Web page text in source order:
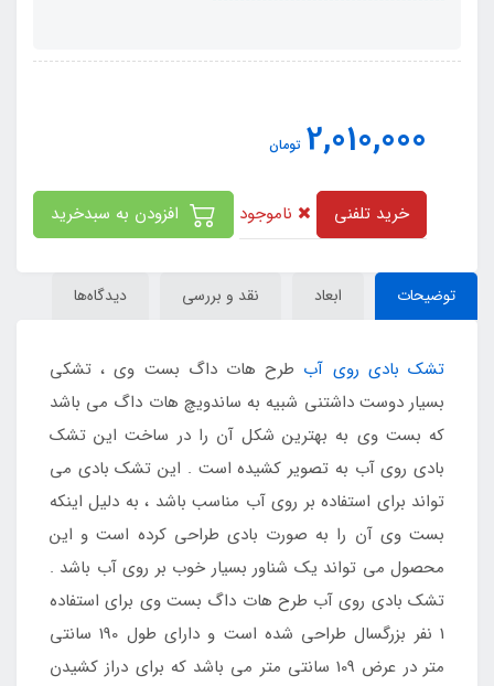
2,010,000 تومان
خرید تلفنی ناموجود
توضیحات ابعاد نقد و بررسی دیدگاه‌ها
تشک بادی روی آب طرح هات داگ بست وی ، تشکی
بسیار دوست داشتنی شبیه به ساندویچ هات داگ می باشد
که بست وی به بهترین شکل آن را در ساخت این تشک
بادی روی آب به تصویر کشیده است . این تشک بادی می
تواند برای استفاده بر روی آب مناسب باشد ، به دلیل اینکه
بست وی آن را به صورت بادی طراحی کرده است و این
محصول می تواند یک شناور بسیار خوب بر روی آب باشد .
تشک بادی روی آب طرح هات داگ بست وی برای استفاده
1 نفر بزرگسال طراحی شده است و دارای طول 190 سانتی
متر در عرض 109 سانتی متر می باشد که برای دراز کشیدن